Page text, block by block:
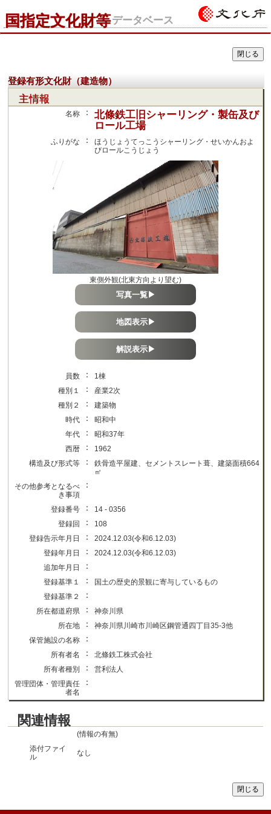
国指定文化財等データベース
登録有形文化財（建造物）
主情報
名称 ：
北條鉄工旧シャーリング・製缶及び
ロール工場
ふりがな ：
ほうじょうてっこうシャーリング・せいかんおよ
びロールこうじょう
東側外観(北東方向より望む)
写真一覧▶
地図表示▶
解説表示▶
員数 ：
1棟
種別１
：
産業2次
種別２
：
建築物
時代
：
昭和中
年代
：
昭和37年
西暦
：
1962
構造及び形式等
：
鉄骨造平屋建、セメントスレート葺、建築面積664
㎡
その他参考となるべ
き事項
：
登録番号 ：
14 - 0356
登録回
：
108
登録告示年月日
：
2024.12.03(令和6.12.03)
登録年月日
：
2024.12.03(令和6.12.03)
追加年月日
：
登録基準１ ：
国土の歴史的景観に寄与しているもの
登録基準２
：
所在都道府県 ：
神奈川県
所在地
：
神奈川県川崎市川崎区鋼管通四丁目35-3他
保管施設の名称
：
所有者名 ：
北條鉄工株式会社
所有者種別
：
営利法人
管理団体・管理責任
者名
：
関連情報
(情報の有無)
添付ファイ
ル
なし